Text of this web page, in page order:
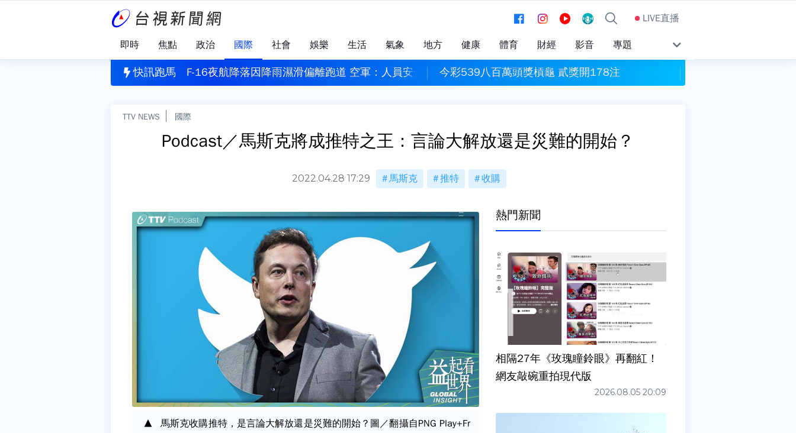
LIVE直播
即時 焦點 政治 國際 社會 娛樂 生活 氣象 地方 健康 體育 財經 影音 專題
快訊跑馬
出血還嗆「別裝了」 工人不認錯重判10年4月F-16夜航降落因降雨濕滑偏離跑道 空軍：人員安全 今彩539八百萬頭獎槓龜 貳獎開178注
TTV NEWS 國際
Podcast／馬斯克將成推特之王：言論大解放還是災難的開始？
2022.04.28 17:29 馬斯克 推特 收購
馬斯克收購推特，是言論大解放還是災難的開始？圖／翻攝自PNG Play+Fr
熱門新聞
相隔27年《玫瑰瞳鈴眼》再翻紅！
網友敲碗重拍現代版
2026.08.05 20:09